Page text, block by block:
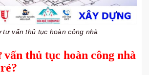
tư vấn thủ tục hoàn công nhà
thủ tục hoàn công nhà